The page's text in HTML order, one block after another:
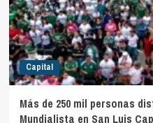
Capital
Más de 250 mil personas
Mundialista en San Luis